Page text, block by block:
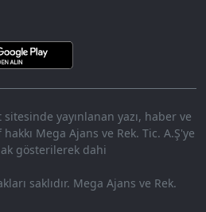
yayınlanan yazı, haber ve
Mega Ajans ve Rek. Tic. A.Ş'ye
gösterilerek dahi
saklıdır. Mega Ajans ve Rek.